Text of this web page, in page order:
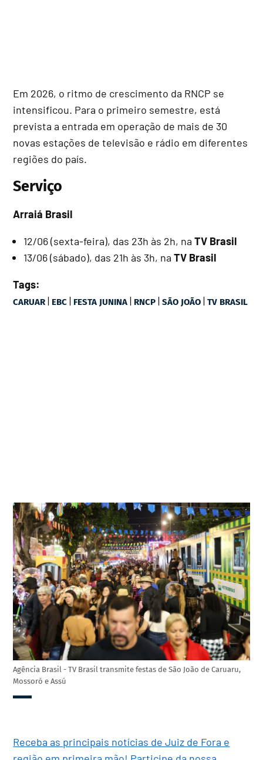
Em 2026, o ritmo de crescimento da RNCP se
intensificou. Para o primeiro semestre, está
prevista a entrada em operação de mais de 30
novas estações de televisão e rádio em diferentes
regiões do país.
Serviço
Arraiá Brasil
12/06 (sexta-feira), das 23h às 2h, naTV Brasil
13/06 (sábado), das 21h às 3h, naTV Brasil
Tags:
CARUAR | EBC | FESTA JUNINA | RNCP |SÃO JOÃO |TV BRASIL
Agência Brasil - TV Brasil transmite festas de São João de Caruaru,
Mossoró e Assú
Receba as principais notícias de Juiz de Fora e